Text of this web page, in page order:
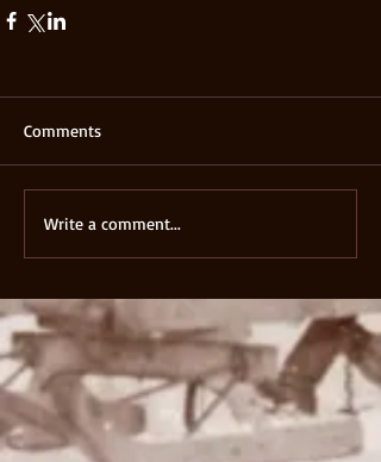
Comments
Write a comment...